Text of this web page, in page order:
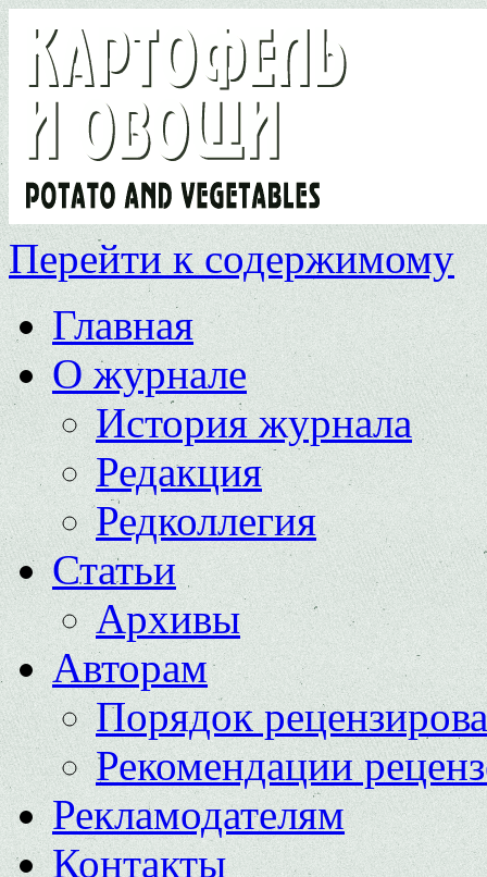
Перейти к содержимому
Главная
О журнале
История журнала
Редакция
Редколлегия
Статьи
Архивы
Авторам
Порядок
Рекомендации
Рекламодателям
Контакты